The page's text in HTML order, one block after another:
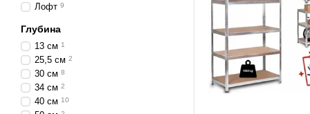
Лофт 9
Глубина
13 см 1
25,5 см 2
30 см 8
34 см 2
40 см 10